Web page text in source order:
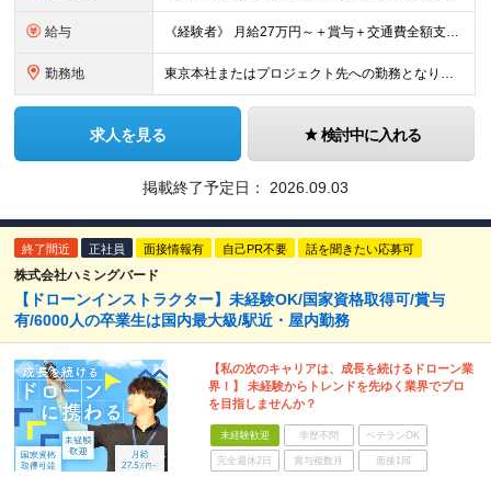
給与 《経験者》 月給27万円～＋賞与＋交通費全額支給 《未経験者》 月給23万円～＋賞与＋交通費全額支給 ※上記月給には固定残業代（20時間分／《経験者》34,000円～《未経験者》31,100円～）
勤務地 東京本社またはプロジェクト先への勤務となります ■本社 東京都豊島区南池袋3-13-8 ホウエイビル9F ＜アクセス＞ 各線「池袋駅」から徒歩5分 ■東京開発センター 東京都豊島区南池袋3-13-
求人を見る 検討中に入れる
掲載終了予定日： 2026.09.03
終了間近 正社員 面接情報有 自己PR不要 話を聞きたい応募可
株式会社ハミングバード
【ドローンインストラクター】未経験OK/国家資格取得可/賞与
有/6000人の卒業生は国内最大級/駅近・屋内勤務
【私の次のキャリアは、成長を続けるドローン業
界！】 未経験からトレンドを先ゆく業界でプロ
を目指しませんか？
未経験歓迎 学歴不問 ベテランOK
完全週休2日 賞与複数月 面接1回